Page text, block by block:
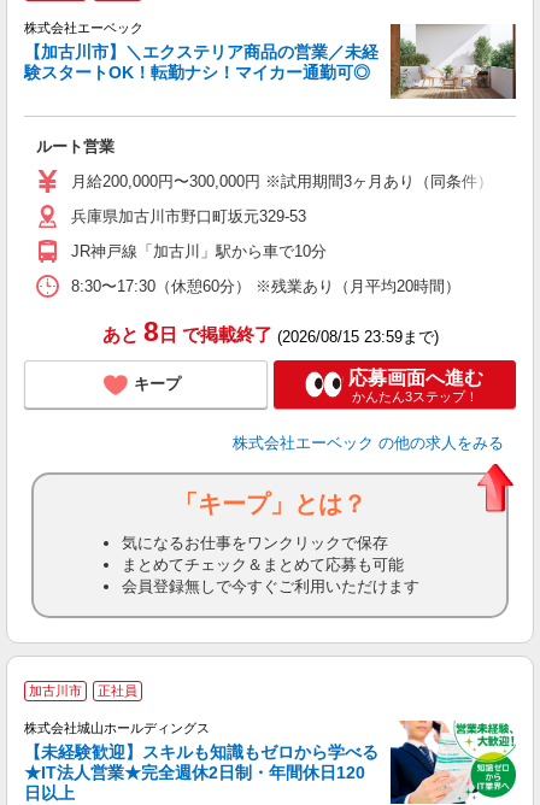
株式会社エーベック
【加古川市】＼エクステリア商品の営業／未経
験スタートOK！転勤ナシ！マイカー通勤可◎
ルート営業
月給200,000円〜300,000円 ※試用期間3ヶ月あり（同条件） ※経
兵庫県加古川市野口町坂元329-53
JR神戸線「加古川」駅から車で10分
8:30〜17:30（休憩60分） ※残業あり（月平均20時間）
あと 8 日 で掲載終了 (2026/08/15 23:59まで)
キープ 応募画面へ進む
かんたん3ステップ！
株式会社エーベック の他の求人をみる
「キープ」とは？
気になるお仕事をワンクリックで保存
まとめてチェック＆まとめて応募も可能
会員登録無しで今すぐご利用いただけます
加古川市 正社員
株式会社城山ホールディングス
【未経験歓迎】スキルも知識もゼロから学べる
★IT法人営業★完全週休2日制・年間休日120
日以上